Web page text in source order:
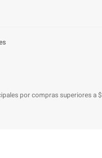
por compras superiores a $